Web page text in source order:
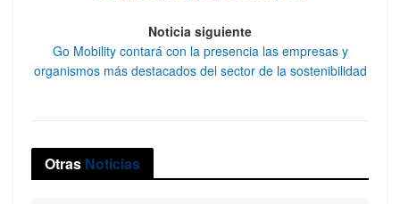
Noticia siguiente
Go Mobility contará con la presencia las empresas y
organismos más destacados del sector de la sostenibilidad
Otras Noticias